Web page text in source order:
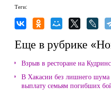
Теги:
Еще в рубрике
Взрыв в ресторане на
В Хакасии без лишнего
выплату семьям погибших